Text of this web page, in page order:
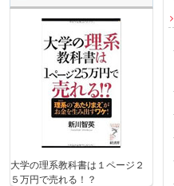
大学の理系教科書は１ページ２
５万円で売れる！？